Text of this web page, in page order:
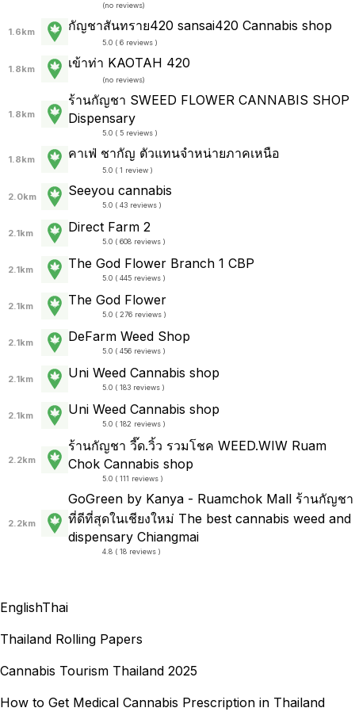
(no reviews)
1.6km กัญชาสันทราย420 sansai420 Cannabis shop
5.0 ( 6 reviews )
1.8km เข้าท่า KAOTAH 420
(no reviews)
1.8km
ร้านกัญชา SWEED FLOWER CANNABIS SHOP
Dispensary
5.0 ( 5 reviews )
1.8km คาเฟ่ ชากัญ ตัวแทนจำหน่ายภาคเหนือ
5.0 ( 1 review )
2.0km Seeyou cannabis
5.0 ( 43 reviews )
2.1km Direct Farm 2
5.0 ( 608 reviews )
2.1km The God Flower Branch 1 CBP
5.0 ( 445 reviews )
2.1km The God Flower
5.0 ( 276 reviews )
2.1km DeFarm Weed Shop
5.0 ( 456 reviews )
2.1km Uni Weed Cannabis shop
5.0 ( 183 reviews )
2.1km Uni Weed Cannabis shop
5.0 ( 182 reviews )
2.2km
ร้านกัญชา วี๊ด.วิ้ว รวมโชค WEED.WIW Ruam
Chok Cannabis shop
5.0 ( 111 reviews )
2.2km
GoGreen by Kanya - Ruamchok Mall ร้านกัญชา
ที่ดีที่สุดในเชียงใหม่ The best cannabis weed and
dispensary Chiangmai
4.8 ( 18 reviews )
EnglishThai
Thailand Rolling Papers
Cannabis Tourism Thailand 2025
How to Get Medical Cannabis Prescription in Thailand